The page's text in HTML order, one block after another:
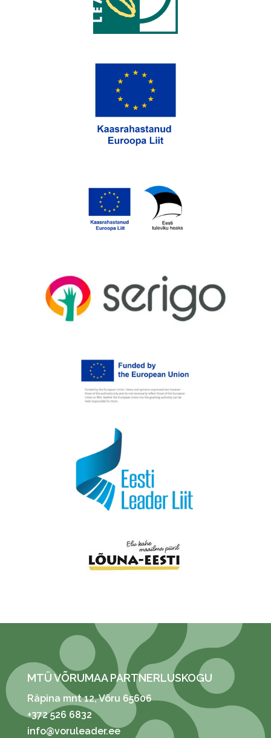
MTÜ VÕRUMAA PARTNERLUSKOGU
Räpina mnt 12, Võru 65606
+372 526 6832
info@voruleader.ee